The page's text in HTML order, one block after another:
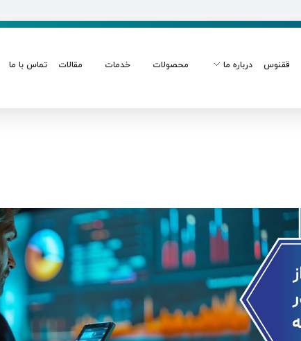
ققنوس درباره ما محصولات خدمات مقالات تماس با ما